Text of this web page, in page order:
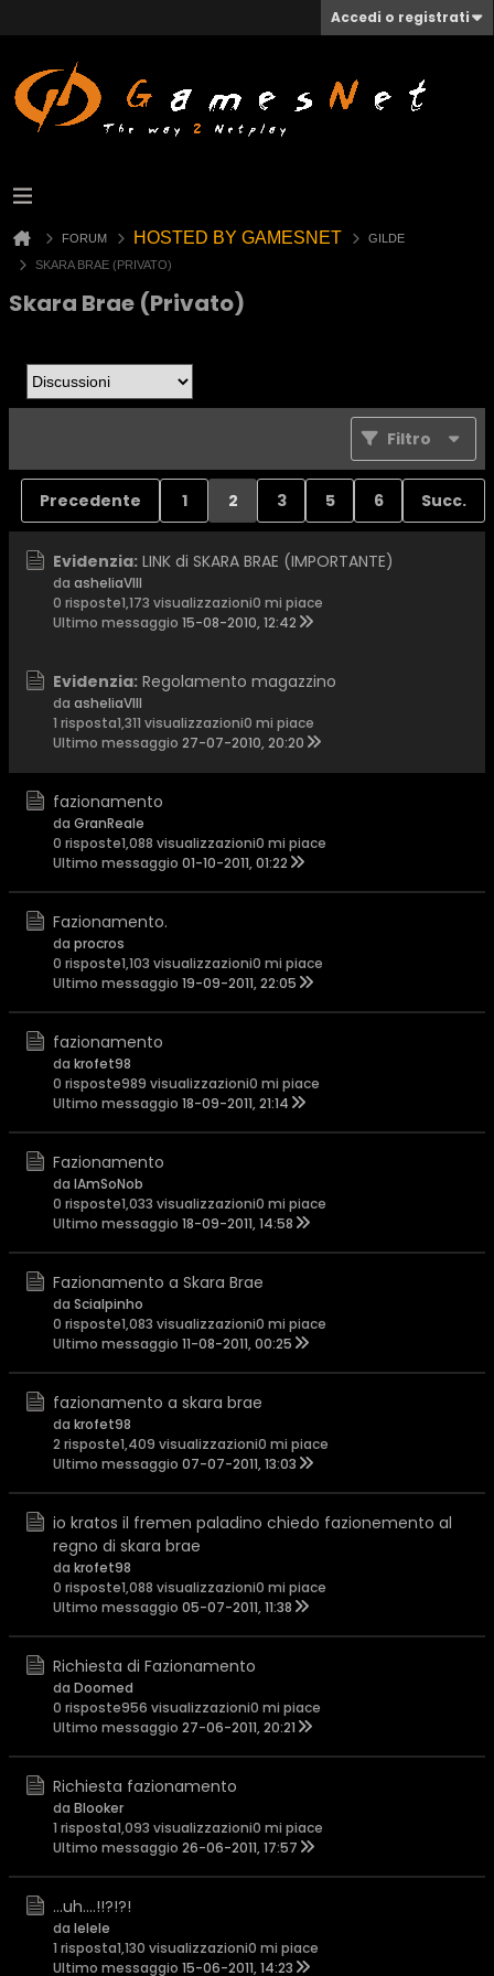
Accedi o registrati
FORUM HOSTED BY GAMESNET
GILDE
SKARA BRAE (PRIVATO)
Skara Brae (Privato)
Filtro
Precedente 1 2 3 5 6 Succ.
Evidenzia: LINK di SKARA BRAE (IMPORTANTE)
da asheliaVIII
0 risposte1,173 visualizzazioni0 mi piace
Ultimo messaggio 15-08-2010, 12:42
Evidenzia: Regolamento magazzino
da asheliaVIII
1 risposta1,311 visualizzazioni0 mi piace
Ultimo messaggio 27-07-2010, 20:20
fazionamento
da GranReale
0 risposte1,088 visualizzazioni0 mi piace
Ultimo messaggio 01-10-2011, 01:22
Fazionamento.
da procros
0 risposte1,103 visualizzazioni0 mi piace
Ultimo messaggio 19-09-2011, 22:05
fazionamento
da krofet98
0 risposte989 visualizzazioni0 mi piace
Ultimo messaggio 18-09-2011, 21:14
Fazionamento
da IAmSoNob
0 risposte1,033 visualizzazioni0 mi piace
Ultimo messaggio 18-09-2011, 14:58
Fazionamento a Skara Brae
da Scialpinho
0 risposte1,083 visualizzazioni0 mi piace
Ultimo messaggio 11-08-2011, 00:25
fazionamento a skara brae
da krofet98
2 risposte1,409 visualizzazioni0 mi piace
Ultimo messaggio 07-07-2011, 13:03
io kratos il fremen paladino chiedo fazionemento al
regno di skara brae
da krofet98
0 risposte1,088 visualizzazioni0 mi piace
Ultimo messaggio 05-07-2011, 11:38
Richiesta di Fazionamento
da Doomed
0 risposte956 visualizzazioni0 mi piace
Ultimo messaggio 27-06-2011, 20:21
Richiesta fazionamento
da Blooker
1 risposta1,093 visualizzazioni0 mi piace
Ultimo messaggio 26-06-2011, 17:57
...uh....!!?!?!
da lelele
1 risposta1,130 visualizzazioni0 mi piace
Ultimo messaggio 15-06-2011, 14:23